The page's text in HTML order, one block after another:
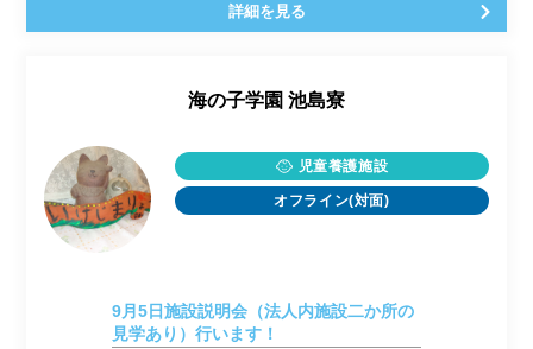
詳細を見る
海の子学園 池島寮
児童養護施設
オフライン(対面)
9月5日施設説明会（法人内施設二か所の
見学あり）行います！